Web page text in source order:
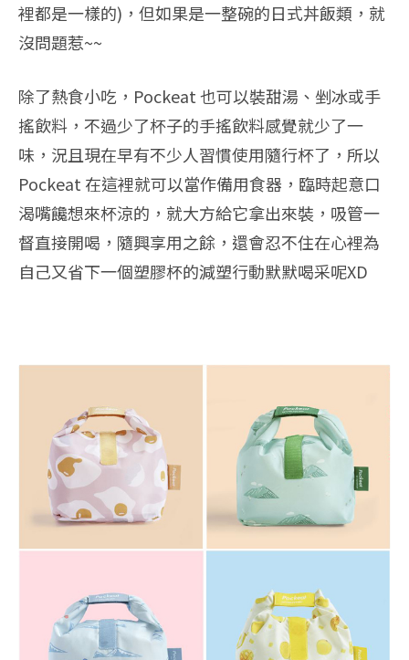
裡都是一樣的)，但如果是一整碗的日式丼飯類，就
沒問題惹~~
除了熱食小吃，Pockeat 也可以裝甜湯、剉冰或手
搖飲料，不過少了杯子的手搖飲料感覺就少了一
味，況且現在早有不少人習慣使用隨行杯了，所以
Pockeat 在這裡就可以當作備用食器，臨時起意口
渴嘴饞想來杯涼的，就大方給它拿出來裝，吸管一
督直接開喝，隨興享用之餘，還會忍不住在心裡為
自己又省下一個塑膠杯的減塑行動默默喝采呢XD